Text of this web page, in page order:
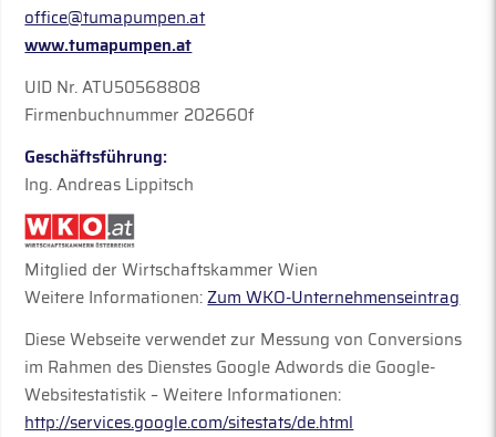
office@tumapumpen.at
www.tumapumpen.at
UID Nr. ATU50568808
Firmenbuchnummer 202660f
Geschäftsführung:
Ing. Andreas Lippitsch
Mitglied der Wirtschaftskammer Wien
Weitere Informationen:Zum WKO-Unternehmenseintrag
Diese Webseite verwendet zur Messung von Conversions
im Rahmen des Dienstes Google Adwords die Google-
Websitestatistik – Weitere Informationen:
http://services.google.com/sitestats/de.html